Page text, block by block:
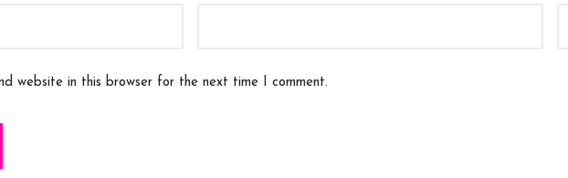
website in this browser for the next time I comment.